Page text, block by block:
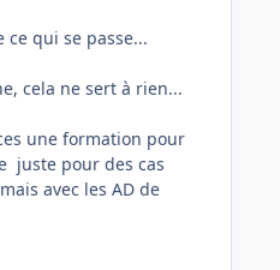
qui se passe...
cela ne sert à rien...
une formation pour
juste pour des cas
avec les AD de